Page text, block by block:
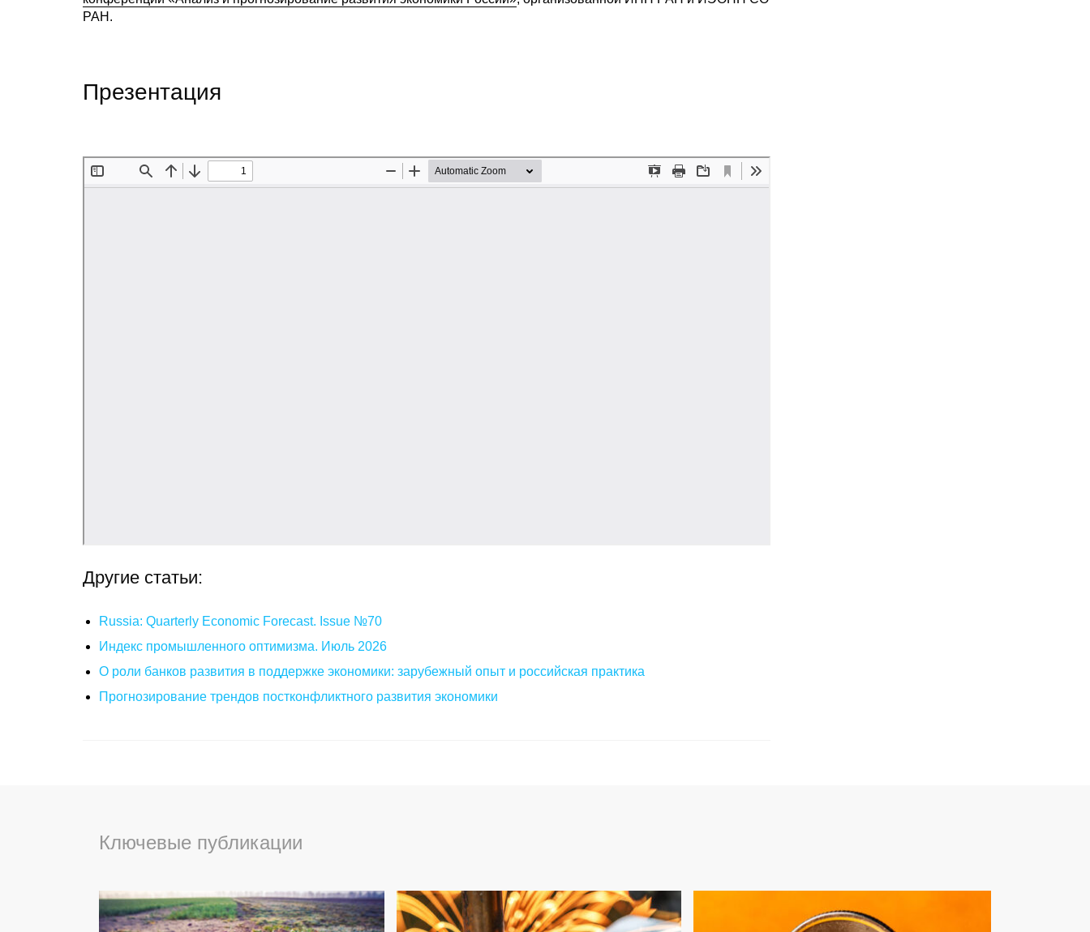
РАН.
Презентация
Другие статьи:
Russia: Quarterly Economic Forecast. Issue №70
Индекс промышленного оптимизма. Июль 2026
О роли банков развития в поддержке экономики: зарубежный опыт и российская практика
Прогнозирование трендов постконфликтного развития экономики
Ключевые публикации